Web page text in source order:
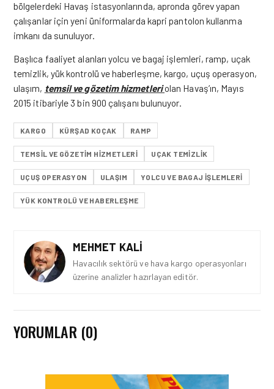
bölgelerdeki Havaş istasyonlarında, apronda görev yapan
çalışanlar için yeni üniformalarda kapri pantolon kullanma
imkanı da sunuluyor.
Başlıca faaliyet alanları yolcu ve bagaj işlemleri, ramp, uçak
temizlik, yük kontrolü ve haberleşme, kargo, uçuş operasyon,
ulaşım, temsil ve gözetim hizmetleriolan Havaş’ın, Mayıs
2015 itibariyle 3 bin 900 çalışanı bulunuyor.
KARGO KÜRŞAD KOÇAK RAMP
TEMSIL VE GÖZETIM HIZMETLERI UÇAK TEMIZLIK
UÇUŞ OPERASYON ULAŞIM YOLCU VE BAGAJ IŞLEMLERI
YÜK KONTROLÜ VE HABERLEŞME
MEHMET KALI
Havacılık sektörü ve hava kargo operasyonları
üzerine analizler hazırlayan editör.
YORUMLAR (0)
FIRMA HABERLERI • 04 AĞU 2026